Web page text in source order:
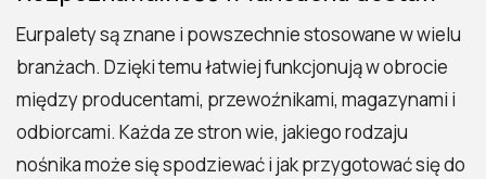
Eurpalety są znane i powszechnie stosowane w wielu
branżach. Dzięki temu łatwiej funkcjonują w obrocie
między producentami, przewoźnikami, magazynami i
odbiorcami. Każda ze stron wie, jakiego rodzaju
nośnika może się spodziewać i jak przygotować się do